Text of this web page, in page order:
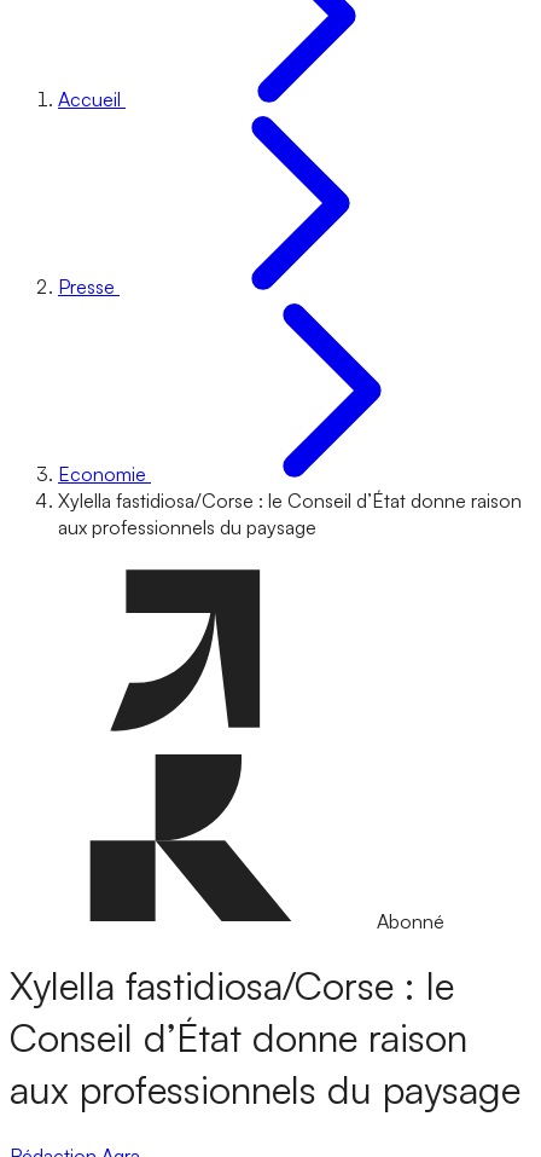
Accueil
Presse
Economie
Xylella fastidiosa/Corse : le Conseil d’État donne raison
aux professionnels du paysage
Abonné
Xylella fastidiosa/Corse : le
Conseil d’État donne raison
aux professionnels du paysage